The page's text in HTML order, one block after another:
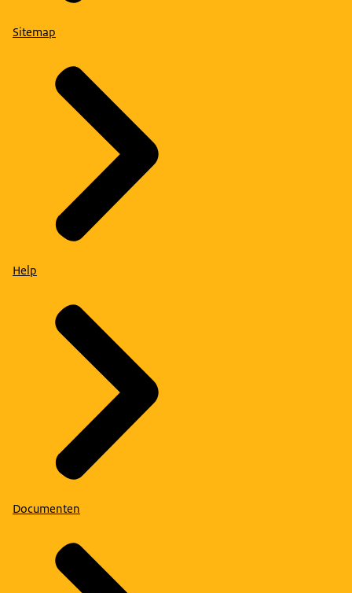
Sitemap
Help
Documenten